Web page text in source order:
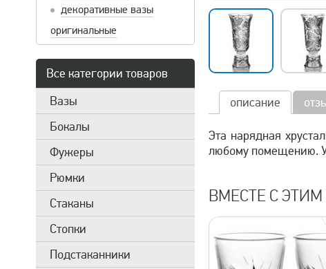
декоративные вазы
оригинальные
Все категории товаров
Вазы
Бокалы
Фужеры
Рюмки
Стаканы
Стопки
Подстаканники
описание
Эта нарядная
любому помещению.
ВМЕСТЕ С